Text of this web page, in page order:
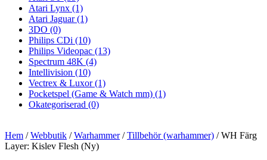
Atari Lynx (1)
Atari Jaguar(1)
3DO (0)
Philips CDi (10)
Philips Videopac (13)
Spectrum 48K (4)
Intellivision (10)
Vectrex & Luxor(1)
Pocketspel (Game & Watch mm) (1)
Okategoriserad (0)
Hem /Webbutik /Warhammer/Tillbehör (warhammer) / WH Färg
Layer: Kislev Flesh (Ny)